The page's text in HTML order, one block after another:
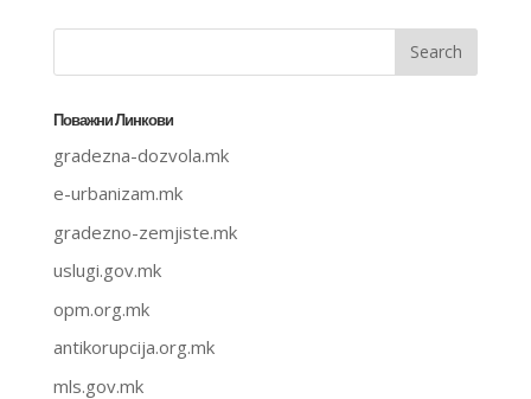
Поважни Линкови
gradezna-dozvola.mk
e-urbanizam.mk
gradezno-zemjiste.mk
uslugi.gov.mk
opm.org.mk
antikorupcija.org.mk
mls.gov.mk